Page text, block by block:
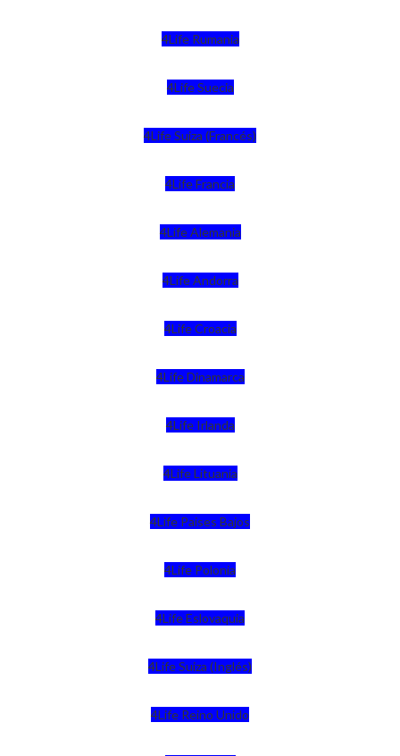
4Life Rumania
4Life Suecia
4Life Suiza (Francés)
4Life Francia
4Life Alemania
4Life Andorra
4Life Croacia
4Life Dinamarca
4Life Irlanda
4Life Lituania
4Life Paises Bajos
4Life Polonia
4Life Eslovaquia
4Life Suiza (Inglés)
4Life Reino Unido